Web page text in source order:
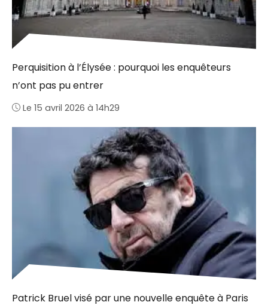
Perquisition à l’Élysée : pourquoi les enquêteurs
n’ont pas pu entrer
Le 15 avril 2026 à 14h29
Patrick Bruel visé par une nouvelle enquête à Paris